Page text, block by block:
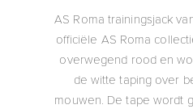
AS Roma trainingsjack
officiële AS Roma
overwegend rood en
de witte taping over
mouwen. De tape wordt